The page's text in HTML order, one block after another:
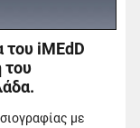
iMEdD
του
με